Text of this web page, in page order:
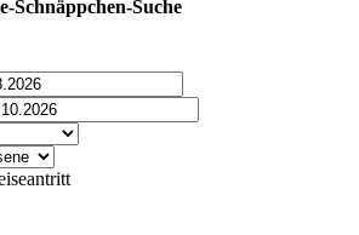
Schnäppchen-Suche